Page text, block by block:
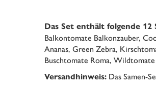
Das Set enthält folgende 12
Balkontomate Balkonzauber,
Ananas, Green Zebra,
Buschtomate Roma,
Versandhinweis: Das Samen-